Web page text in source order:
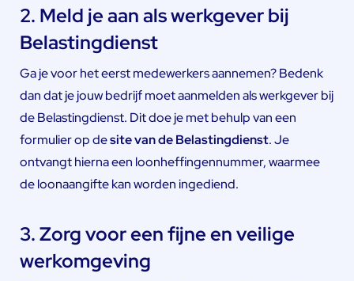
2. Meld je aan als werkgever bij
Belastingdienst
Ga je voor het eerst medewerkers aannemen? Bedenk
dan dat je jouw bedrijf moet aanmelden als werkgever bij
de Belastingdienst. Dit doe je met behulp van een
formulier op desite van de Belastingdienst. Je
ontvangt hierna een loonheffingennummer, waarmee
de loonaangifte kan worden ingediend.
3. Zorg voor een fijne en veilige
werkomgeving